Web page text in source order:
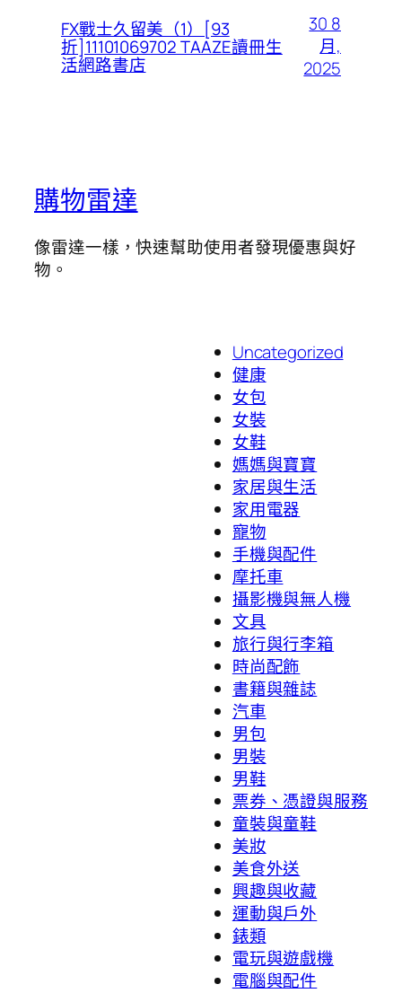
FX戰士久留美（1）[93
折]11101069702 TAAZE讀冊生
活網路書店
30 8
月,
2025
購物雷達
像雷達一樣，快速幫助使用者發現優惠與好
物。
Uncategorized
健康
女包
女裝
女鞋
媽媽與寶寶
家居與生活
家用電器
寵物
手機與配件
摩托車
攝影機與無人機
文具
旅行與行李箱
時尚配飾
書籍與雜誌
汽車
男包
男裝
男鞋
票券、憑證與服務
童裝與童鞋
美妝
美食外送
興趣與收藏
運動與戶外
錶類
電玩與遊戲機
電腦與配件